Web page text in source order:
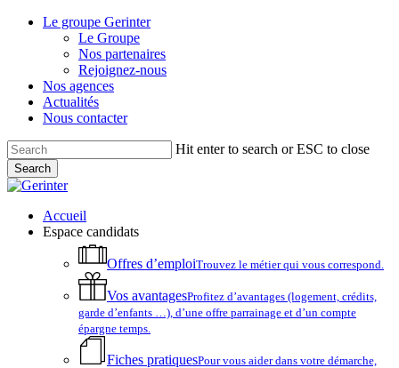
Skip
Le groupe Gerinter
Le Groupe
Nos partenaires
Rejoignez-nous
Nos agences
Actualités
Nous contacter
Hit enter to search or ESC to close
Search
Close
account
Menu
Accueil
Espace candidats
Offres d’emploiTrouvez le métier qui vous correspond.
Vos avantagesProfitez d’avantages (logement, crédits,
garde d’enfants …), d’une offre parrainage et d’un compte
épargne temps.
Fiches pratiquesPour vous aider dans votre démarche,